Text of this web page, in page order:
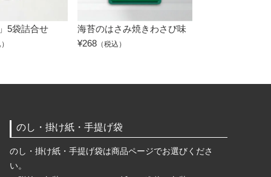
5袋詰合せ
海苔のはさみ焼きわさび味
¥268（税込）
のし・掛け紙・手提げ袋
のし・掛け紙・手提げ袋は商品ページでお選びくださ
い。